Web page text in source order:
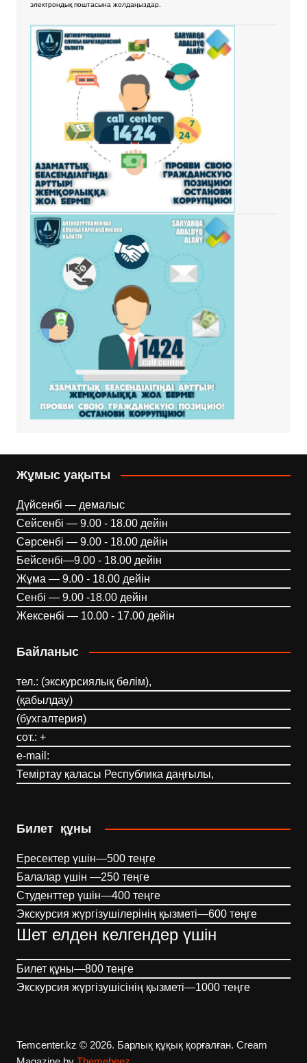
электрондық поштасына жолдаңыздар.
Жұмыс уақыты
Дүйсенбі — демалыс
Сейсенбі — 9.00 - 18.00 дейін
Сәрсенбі — 9.00 - 18.00 дейін
Бейсенбі—9.00 - 18.00 дейін
Жұма — 9.00 - 18.00 дейін
Сенбі — 9.00 -18.00 дейін
Жексенбі — 10.00 - 17.00 дейін
Байланыс
тел.: (экскурсиялық бөлім),
(қабылдау)
(бухгалтерия)
сот.: +
e-mail:
Теміртау қаласы Республика даңғылы,
Билет құны
Ересектер үшін—500 теңге
Балалар үшін —250 теңге
Студенттер үшін—400 теңге
Экскурсия жүргізушілерінің қызметі—600 теңге
Шет елден келгендер үшін
Билет құны—800 теңге
Экскурсия жүргізушісінің қызметі—1000 теңге
Temcenter.kz © 2026. Барлық құқық қорғалған. Cream